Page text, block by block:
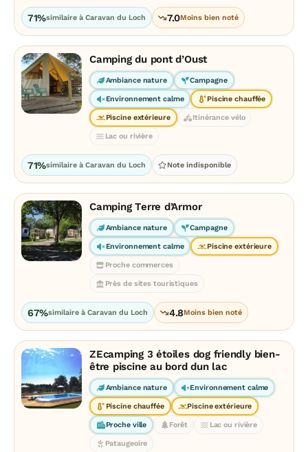
71%similaire à Caravan du Loch 7.0Moins bien noté
Camping du pont d’Oust
Ambiance nature Campagne
Environnement calme Piscine chauffée
Piscine extérieure Itinérance vélo
Lac ou rivière
71%similaire à Caravan du Loch Note indisponible
Camping Terre d’Armor
Ambiance nature Campagne
Environnement calme Piscine extérieure
Proche commerces
Près de sites touristiques
67%similaire à Caravan du Loch 4.8Moins bien noté
ZEcamping 3 étoiles dog friendly bien-
être piscine au bord dun lac
Ambiance nature Environnement calme
Piscine chauffée Piscine extérieure
Proche ville Forêt Lac ou rivière
Pataugeoire